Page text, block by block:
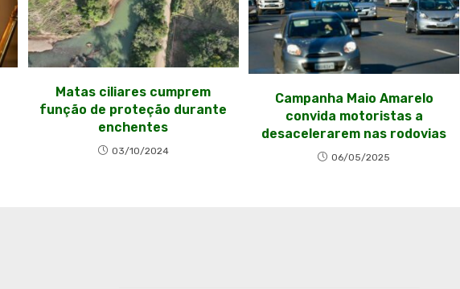
Matas ciliares cumprem
função de proteção durante
enchentes
03/10/2024
Campanha Maio Amarelo
convida motoristas a
desacelerarem nas rodovias
06/05/2025